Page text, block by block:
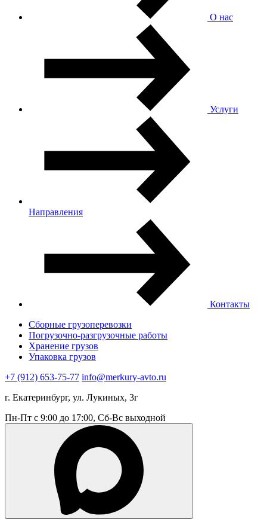
О нас
Услуги
Направления
Контакты
Сборные грузоперевозки
Погрузочно-разгрузочные работы
Хранение грузов
Упаковка грузов
+7 (912) 653-75-77 info@merkury-avto.ru
г. Екатеринбург, ул. Лукиных, 3г
Пн-Пт с 9:00 до 17:00, Сб-Вс выходной